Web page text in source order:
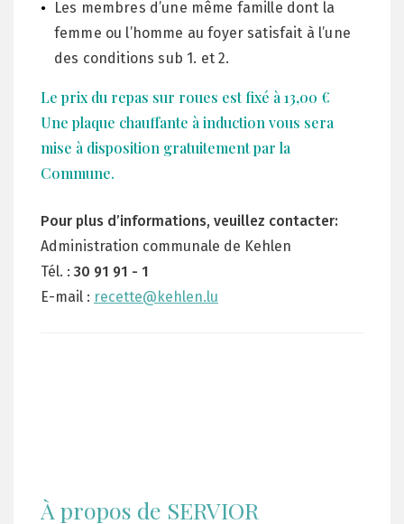
Les membres d’une même famille dont la
femme ou l’homme au foyer satisfait à l’une
des conditions sub 1. et 2.
Le prix du repas sur roues est fixé à 13,00 €
Une plaque chauffante à inductionvous sera
mise à disposition gratuitementpar la
Commune.
Pour plus d’informations, veuillez contacter:
Administration communale de Kehlen
Tél. : 30 91 91 - 1
E-mail : recette@kehlen.lu
À propos de SERVIOR